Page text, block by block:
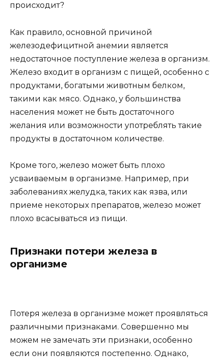
Как правило, основной причиной
железодефицитной анемии является
недостаточное поступление железа в организм.
Железо входит в организм с пищей, особенно с
продуктами, богатыми животным белком,
такими как мясо. Однако, у большинства
населения может не быть достаточного
желания или возможности употреблять такие
продукты в достаточном количестве.
Кроме того, железо может быть плохо
усваиваемым в организме. Например, при
заболеваниях желудка, таких как язва, или
приеме некоторых препаратов, железо может
плохо всасываться из пищи.
Признаки потери железа в
организме
Потеря железа в организме может проявляться
различными признаками. Совершенно мы
можем не замечать эти признаки, особенно
если они появляются постепенно. Однако,